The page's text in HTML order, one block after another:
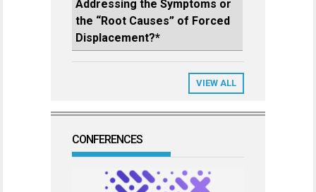
Addressing the Symptoms or
the “Root Causes” of Forced
Displacement?*
VIEW ALL
CONFERENCES